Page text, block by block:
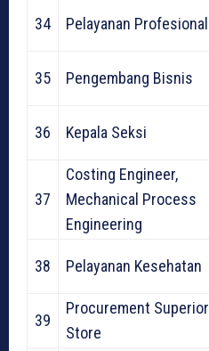
34 Pelayanan Profesional
35 Pengembang Bisnis
36 Kepala Seksi
37
Costing Engineer,
Mechanical Process
Engineering
38 Pelayanan Kesehatan
39
Procurement Superior
Store